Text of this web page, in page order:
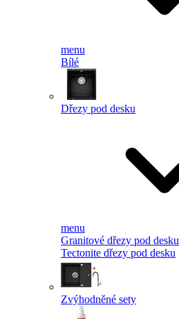
menu
Bílé
Dřezy pod desku
menu
Granitové dřezy pod desku
Tectonite dřezy pod desku
Zvýhodněné sety